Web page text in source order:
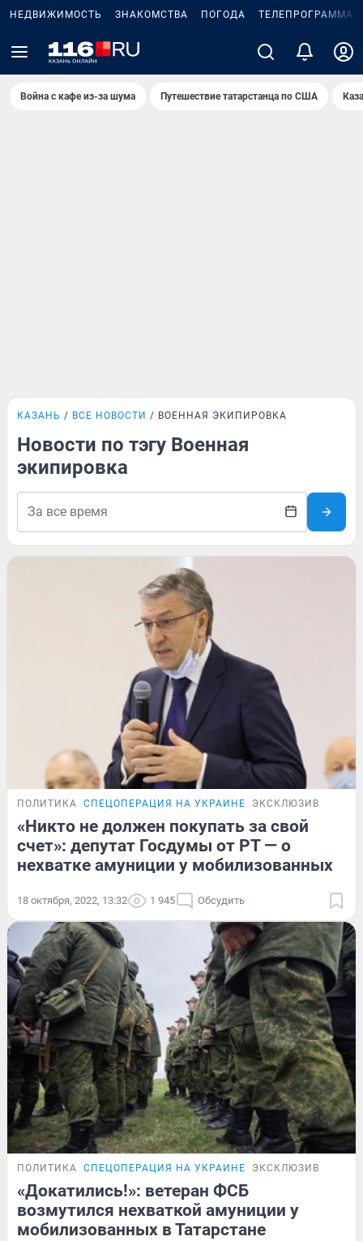
НЕДВИЖИМОСТЬ ЗНАКОМСТВА ПОГОДА ТЕЛЕПРОГРАММА
Война с кафе из-за шума Путешествие татарстанца по США
КАЗАНЬ ВСЕ НОВОСТИ ВОЕННАЯ ЭКИПИРОВКА
Новости по тэгу Военная
экипировка
ПОЛИТИКА СПЕЦОПЕРАЦИЯ НА УКРАИНЕ ЭКСКЛЮЗИВ
«Никто не должен покупать за свой
счет»: депутат Госдумы от РТ — о
нехватке амуниции у мобилизованных
18 октября, 2022, 13:32 1 945 Обсудить
ПОЛИТИКА СПЕЦОПЕРАЦИЯ НА УКРАИНЕ ЭКСКЛЮЗИВ
«Докатились!»: ветеран ФСБ
возмутился нехваткой амуниции у
мобилизованных в Татарстане